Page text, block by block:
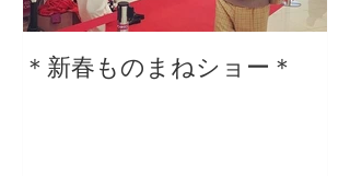
＊新春ものまねショー＊